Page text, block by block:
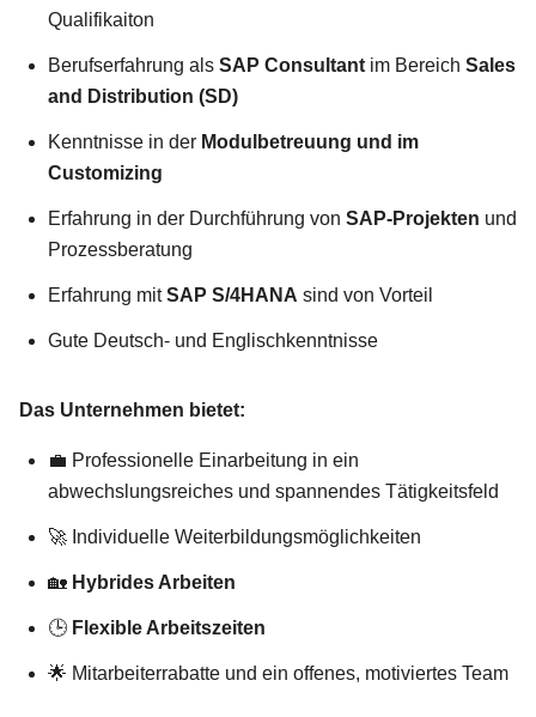
Qualifikaiton
Berufserfahrung als SAP Consultant im Bereich Sales
and Distribution (SD)
Kenntnisse in der Modulbetreuung und im
Customizing
Erfahrung in der Durchführung von SAP-Projekten und
Prozessberatung
Erfahrung mitSAP S/4HANA sind von Vorteil
Gute Deutsch- und Englischkenntnisse
Das Unternehmen bietet:
💼 Professionelle Einarbeitung in ein
abwechslungsreiches und spannendes Tätigkeitsfeld
🚀 Individuelle Weiterbildungsmöglichkeiten
🏡 Hybrides Arbeiten
🕒 Flexible Arbeitszeiten
🌟 Mitarbeiterrabatte und ein offenes, motiviertes Team